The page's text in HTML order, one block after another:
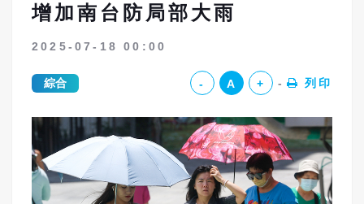
增加南台防局部大雨
2025-07-18 00:00
綜合 - A + 列印